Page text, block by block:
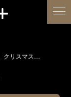
deco+（デコプラス）はプリザーブドフラワーから造花、クリスマス装飾、イルミネーションに至るまで扱う広島のディスプレイ専門ショップです。